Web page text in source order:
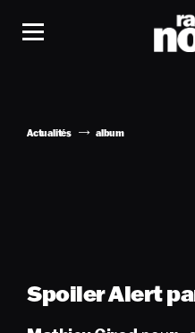
Actualités album
Spoiler Alert